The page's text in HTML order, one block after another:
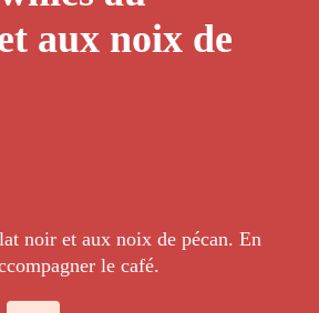
aux noix de
noir et aux noix de pécan. En
le café.